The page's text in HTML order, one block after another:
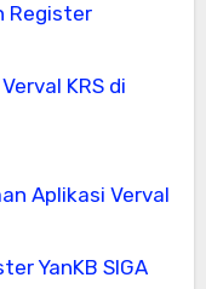
Register
KRS di
Aplikasi Verval
YanKB SIGA